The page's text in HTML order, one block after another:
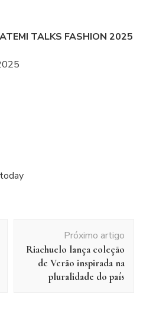
TALKS FASHION 2025
Próximo artigo
Riachuelo lança coleção
de Verão inspirada na
pluralidade do país